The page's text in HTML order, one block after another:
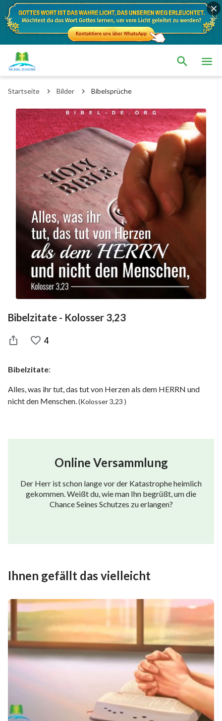
Startseite Bilder Bibelsprüche
Bibelzitate - Kolosser 3,23
4
Bibelzitate:
Alles, was ihr tut, das tut von Herzen als dem HERRN und
nicht den Menschen. (Kolosser 3,23 )
Online Versammlung
Der Herr ist schon lange vor der Katastrophe heimlich
gekommen. Weißt du, wie man Ihn begrüßt, um die
Chance Seines Schutzes zu erlangen?
Ihnen gefällt das vielleicht